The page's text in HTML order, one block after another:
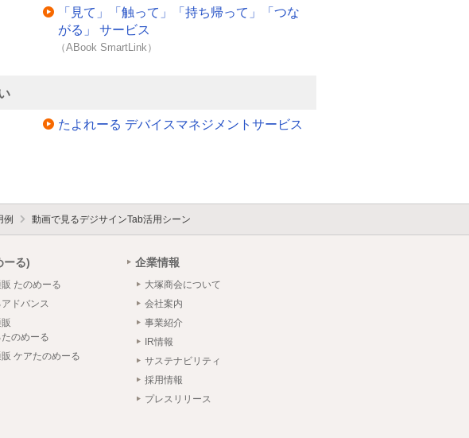
「見て」「触って」「持ち帰って」「つな
がる」 サービス
（ABook SmartLink）
たよれーる デバイスマネジメントサービス
例 動画で見るデジサインTab活用シーン
ーる)
たのめーる
ドバンス
のめーる
ケアたのめーる
企業情報
大塚商会について
会社案内
事業紹介
IR情報
サステナビリティ
採用情報
プレスリリース